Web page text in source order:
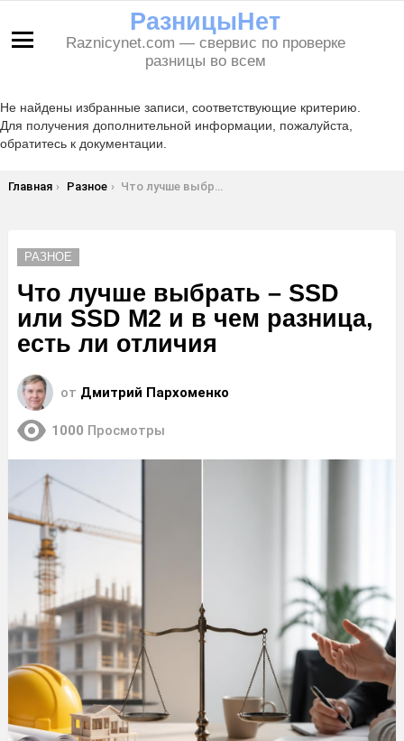
РазницыНет
Raznicynet.com — свервис по проверке
разницы во всем
Не найдены избранные записи, соответствующие критерию.
Для получения дополнительной информации, пожалуйста,
обратитесь к документации.
Вы здесь:
Главная Разное Что лучше выбрать – SSD или SSD M2 и в чем разница, есть ли отличия
РАЗНОЕ
Что лучше выбрать – SSD
или SSD M2 и в чем разница,
есть ли отличия
от Дмитрий Пархоменко
1000 Просмотры